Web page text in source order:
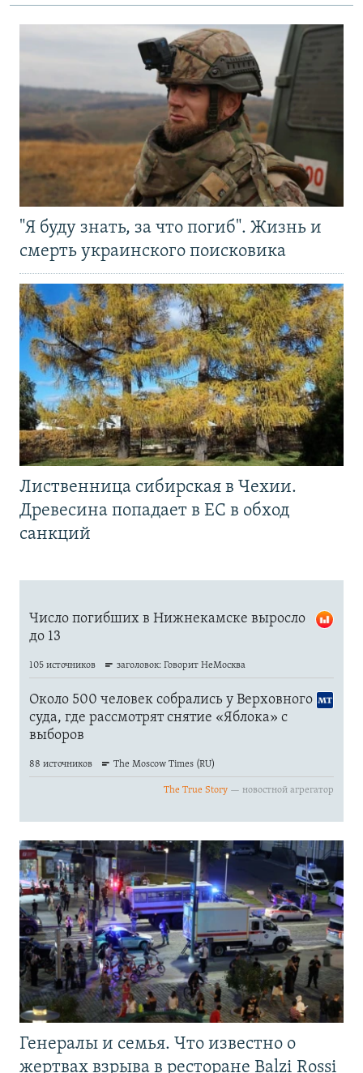
"Я буду знать, за что погиб". Жизнь и
смерть украинского поисковика
Лиственница сибирская в Чехии.
Древесина попадает в ЕС в обход
санкций
Генералы и семья. Что известно о
жертвах взрыва в ресторане Balzi Rossi